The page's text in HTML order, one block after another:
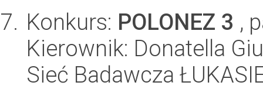
Konkurs: POLONEZ 3 ,
Kierownik: Donatella
Sieć Badawcza